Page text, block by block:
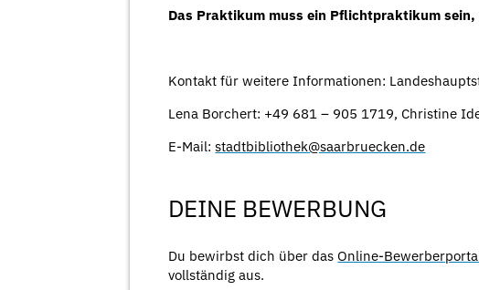
Das Praktikum muss ein Pflichtpraktikum
Kontakt für weitere Informationen:
Lena Borchert: +49 681 – 905 1719, Christine
E-Mail:stadtbibliothek@saarbruecken.de
DEINE BEWERBUNG
Du bewirbst dich über das Online-
vollständig aus.